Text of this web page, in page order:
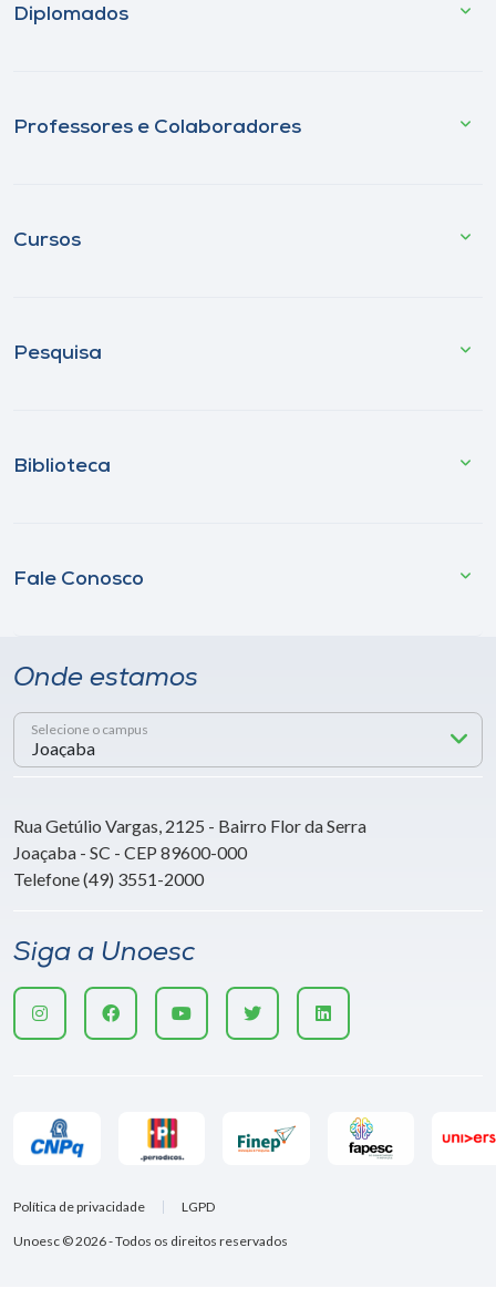
Diplomados
Professores e Colaboradores
Cursos
Pesquisa
Biblioteca
Fale Conosco
Onde estamos
Selecione o campus
Rua Getúlio Vargas, 2125 - Bairro Flor da Serra
Joaçaba - SC - CEP 89600-000
Telefone (49) 3551-2000
Siga a Unoesc
Unoesc © 2026 - Todos os direitos reservados
Política de privacidade LGPD